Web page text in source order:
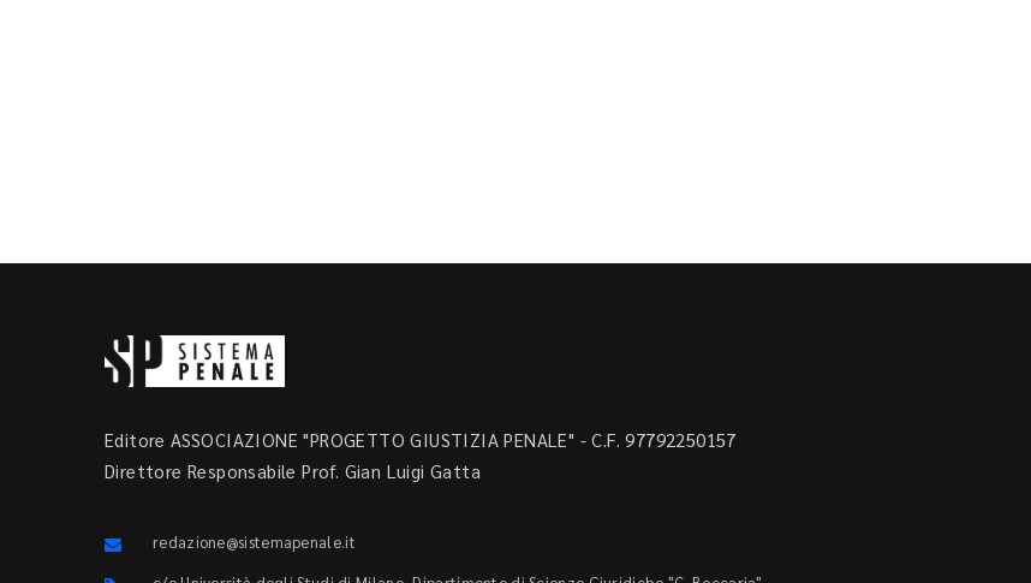
Editore ASSOCIAZIONE "PROGETTO GIUSTIZIA PENALE" - C.F. 97792250157
Direttore Responsabile Prof. Gian Luigi Gatta
redazione@sistemapenale.it